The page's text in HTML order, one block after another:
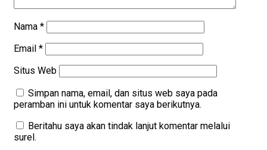
Nama *
Email *
Situs Web
Simpan nama, email, dan situs web saya pada
peramban ini untuk komentar saya berikutnya.
Beritahu saya akan tindak lanjut komentar melalui
surel.